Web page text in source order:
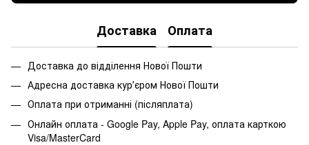
Доставка Оплата
Доставка до відділення Нової Пошти
Адресна доставка курʼєром Нової Пошти
Оплата при отриманні (післяплата)
Онлайн оплата - Google Pay, Apple Pay, оплата карткою
Visa/MasterCard